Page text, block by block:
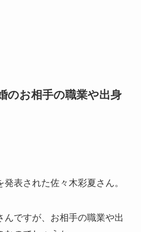
のお相手の職業や出身
表された佐々木彩夏さん。
んですが、お相手の職業や出